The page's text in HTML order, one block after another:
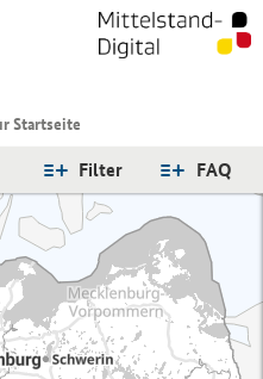
Startseite
FAQ
Filter